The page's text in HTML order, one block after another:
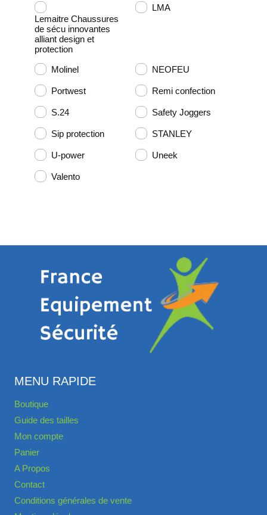
Lemaitre Chaussures
de sécu innovantes
alliant design et
protection
LMA
Molinel NEOFEU
Portwest Remi confection
S.24 Safety Joggers
Sip protection STANLEY
U-power Uneek
Valento
MENU RAPIDE
Boutique
Guide des tailles
Mon compte
Panier
A Propos
Contact
Conditions générales de vente